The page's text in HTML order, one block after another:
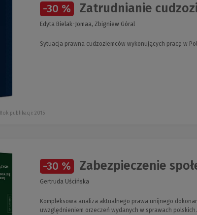
-30 % Zatrudnianie
Edyta Bielak-Jomaa, Zbigniew Góral
Sytuacja prawna cudzoziemców wykonujących pracę w
Rok publikacji: 2015
-30 % Zabezpieczenie
Gertruda Uścińska
Kompleksowa analiza aktualnego prawa unijnego
uwzględnieniem orzeczeń wydanych w sprawach polskich.